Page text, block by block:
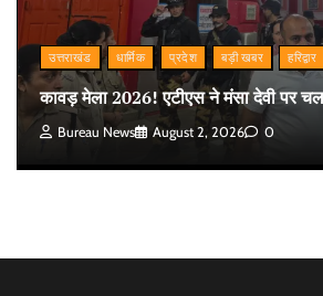
उत्तराखंड धार्मिक प्रदेश बड़ी खबर हरिद्वार
कावड़ मेला 2026! एटीएस ने मंसा देवी पर
Bureau News August 2, 2026 0